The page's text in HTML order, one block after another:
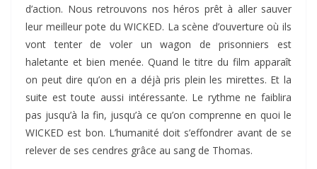
d’action. Nous retrouvons nos héros prêt à aller sauver
leur meilleur pote du WICKED. La scène d’ouverture où ils
vont tenter de voler un wagon de prisonniers est
haletante et bien menée. Quand le titre du film apparaît
on peut dire qu’on en a déjà pris plein les mirettes. Et la
suite est toute aussi intéressante. Le rythme ne faiblira
pas jusqu’à la fin, jusqu’à ce qu’on comprenne en quoi le
WICKED est bon. L’humanité doit s’effondrer avant de se
relever de ses cendres grâce au sang de Thomas.